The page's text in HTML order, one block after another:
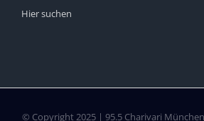
Hier suchen
© Copyright 2025 | 95.5 Charivari